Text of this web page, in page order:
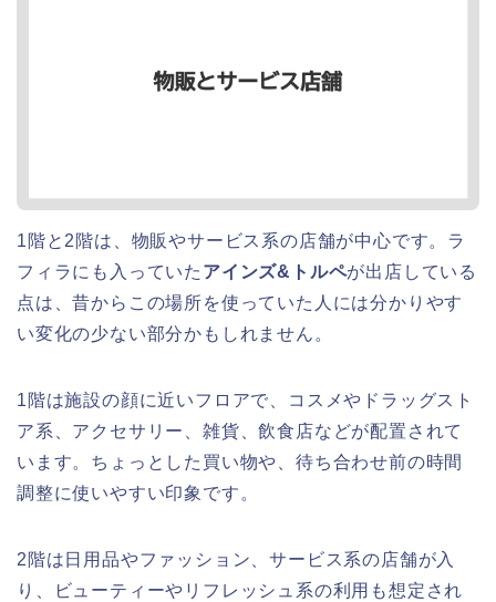
1階と2階は、物販やサービス系の店舗が中心です。ラ
フィラにも入っていた アインズ&トルペが出店している
点は、昔からこの場所を使っていた人には分かりやす
い変化の少ない部分かもしれません。
1階は施設の顔に近いフロアで、コスメやドラッグスト
ア系、アクセサリー、雑貨、飲食店などが配置されて
います。ちょっとした買い物や、待ち合わせ前の時間
調整に使いやすい印象です。
2階は日用品やファッション、サービス系の店舗が入
り、ビューティーやリフレッシュ系の利用も想定され